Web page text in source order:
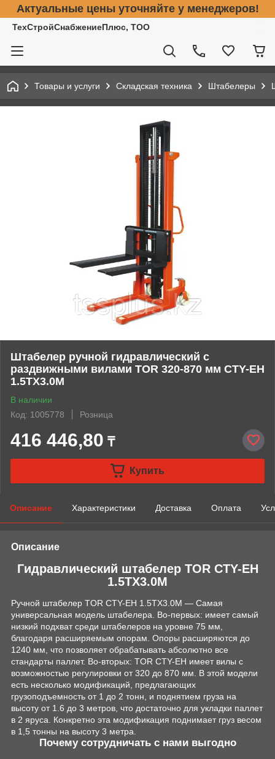
Актуальные цены уточняйте у менеджеров!
ТехСтройСнабжениеПлюс, ТОО
Товары и услуги Складская техника Штабелеры
Штабелер ручной гидравлический с
раздвижными вилами TOR 320-870 мм CTY-EH
1.5TX3.0M
В наличии
Код: 1005778
Розница
416 446,80 ₸
Купить
Описание Характеристики Доставка Оплата
Описание
Гидравлический штабелер TOR CTY-EH
1.5TX3.0M
Ручной штабелер TOR CTY-EH 1.5TX3.0M — Самая
универсальная модель штабелера. Во-первых: имеет самый
низкий подхват среди штабелеров на уровне 75 мм,
благодаря расширяемым опорам. Опоры расширяются до
1240 мм, что позволяет обрабатывать абсолютно все
стандарты паллет. Во-вторых: TOR CTY-EH имеет вилы с
возможностью регулировки от 320 до 870 мм. В этой модели
есть несколько модификаций, предлагающих
грузоподъемность от 1 до 2 тонн, и поднятием груза на
высоту от 1.6 до 3 метров, что достаточно для укладки паллет
в 2 яруса. Конкретно эта модификация поднимает груз весом
в 1,5 тонны на высоту 3 метра.
Почему сотрудничать с нами выгодно